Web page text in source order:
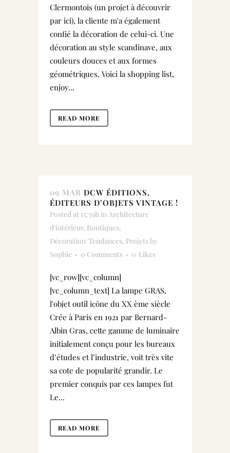
Clermontois (un projet à découvrir
par ici), la cliente m'a également
confié la décoration de celui-ci. Une
décoration au style scandinave, aux
couleurs douces et aux formes
géométriques. Voici la shopping list,
enjoy...
READ MORE
09 MAR DCW ÉDITIONS,
ÉDITEURS D’OBJETS VINTAGE !
Posted at 15:59h inArchitecture
d'intérieur, Boutiques,
Décoration/Tendances, Projetsby
Sophie
0 Comments 0 Likes
[vc_row][vc_column]
[vc_column_text] La lampe GRAS,
l'objet outil icône du XX ème siècle
Crée à Paris en 1921 par Bernard-
Albin Gras, cette gamme de luminaire
initialement conçu pour les bureaux
d’études et l’industrie, voit très vite
sa cote de popularité grandir. Le
premier conquis par ces lampes fut
Le...
READ MORE